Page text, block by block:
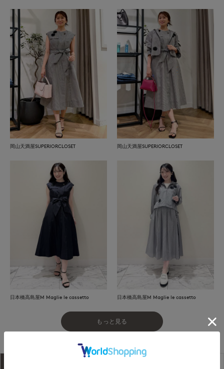
岡山天満屋SUPERIORCLOSET 岡山天満屋SUPERIORCLOSET
日本橋高島屋M Maglie le cassetto 日本橋高島屋M Maglie le cassetto
もっと見る